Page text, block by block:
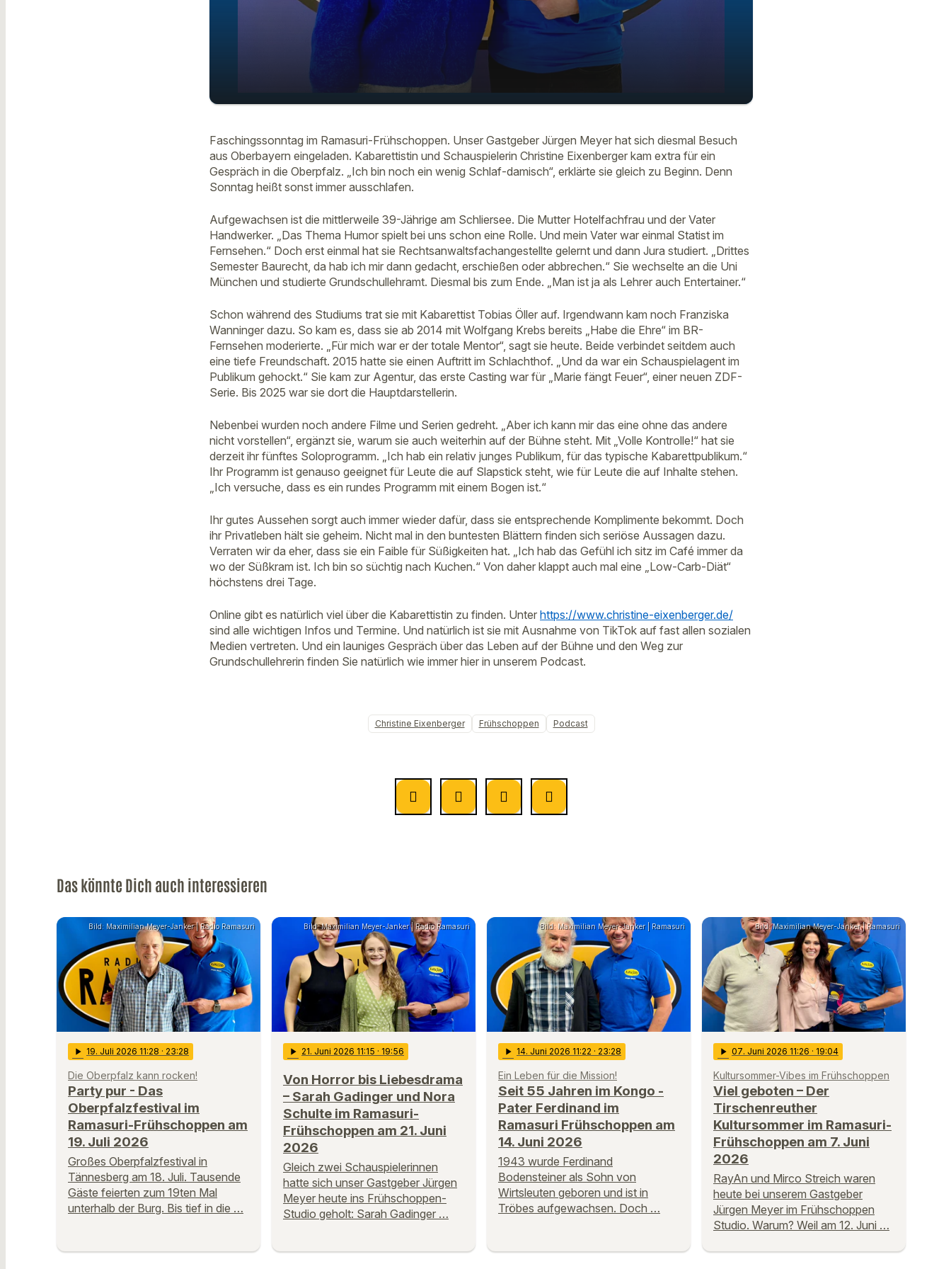
play_arrow Ramasuri-Frühschoppen am 15. Februar 2026
Faschingssonntag im Ramasuri-Frühschoppen. Unser Gastgeber Jürgen Meyer hat sich diesmal Besuch
aus Oberbayern eingeladen. Kabarettistin und Schauspielerin Christine Eixenberger kam extra für ein
Gespräch in die Oberpfalz. „Ich bin noch ein wenig Schlaf-damisch“, erklärte sie gleich zu Beginn. Denn
Sonntag heißt sonst immer ausschlafen.
Aufgewachsen ist die mittlerweile 39-Jährige am Schliersee. Die Mutter Hotelfachfrau und der Vater
Handwerker. „Das Thema Humor spielt bei uns schon eine Rolle. Und mein Vater war einmal Statist im
Fernsehen.“ Doch erst einmal hat sie Rechtsanwaltsfachangestellte gelernt und dann Jura studiert. „Drittes
Semester Baurecht, da hab ich mir dann gedacht, erschießen oder abbrechen.“ Sie wechselte an die Uni
München und studierte Grundschullehramt. Diesmal bis zum Ende. „Man ist ja als Lehrer auch Entertainer.“
Schon während des Studiums trat sie mit Kabarettist Tobias Öller auf. Irgendwann kam noch Franziska
Wanninger dazu. So kam es, dass sie ab 2014 mit Wolfgang Krebs bereits „Habe die Ehre“ im BR-
Fernsehen moderierte. „Für mich war er der totale Mentor“, sagt sie heute. Beide verbindet seitdem auch
eine tiefe Freundschaft. 2015 hatte sie einen Auftritt im Schlachthof. „Und da war ein Schauspielagent im
Publikum gehockt.“ Sie kam zur Agentur, das erste Casting war für „Marie fängt Feuer“, einer neuen ZDF-
Serie. Bis 2025 war sie dort die Hauptdarstellerin.
Nebenbei wurden noch andere Filme und Serien gedreht. „Aber ich kann mir das eine ohne das andere
nicht vorstellen“, ergänzt sie, warum sie auch weiterhin auf der Bühne steht. Mit „Volle Kontrolle!“ hat sie
derzeit ihr fünftes Soloprogramm. „Ich hab ein relativ junges Publikum, für das typische Kabarettpublikum.“
Ihr Programm ist genauso geeignet für Leute die auf Slapstick steht, wie für Leute die auf Inhalte stehen.
„Ich versuche, dass es ein rundes Programm mit einem Bogen ist.“
Ihr gutes Aussehen sorgt auch immer wieder dafür, dass sie entsprechende Komplimente bekommt. Doch
ihr Privatleben hält sie geheim. Nicht mal in den buntesten Blättern finden sich seriöse Aussagen dazu.
Verraten wir da eher, dass sie ein Faible für Süßigkeiten hat. „Ich hab das Gefühl ich sitz im Café immer da
wo der Süßkram ist. Ich bin so süchtig nach Kuchen.“ Von daher klappt auch mal eine „Low-Carb-Diät“
höchstens drei Tage.
Online gibt es natürlich viel über die Kabarettistin zu finden. Unter https://www.christine-eixenberger.de/
sind alle wichtigen Infos und Termine. Und natürlich ist sie mit Ausnahme von TikTok auf fast allen sozialen
Medien vertreten. Und ein launiges Gespräch über das Leben auf der Bühne und den Weg zur
Grundschullehrerin finden Sie natürlich wie immer hier in unserem Podcast.
Christine Eixenberger Frühschoppen Podcast
Das könnte Dich auch interessieren
Bild: Maximilian Meyer-Janker | Radio Ramasuri
play_arrow 19. Juli 2026 11:28 · 23:28
Die Oberpfalz kann rocken!
Party pur - Das
Oberpfalzfestival im
Ramasuri-Frühschoppen am
19. Juli 2026
Großes Oberpfalzfestival in
Tännesberg am 18. Juli. Tausende
Gäste feierten zum 19ten Mal
unterhalb der Burg. Bis tief in die …
Bild: Maximilian Meyer-Janker | Radio Ramasuri
play_arrow 21. Juni 2026 11:15 · 19:56
Von Horror bis Liebesdrama
– Sarah Gadinger und Nora
Schulte im Ramasuri-
Frühschoppen am 21. Juni
2026
Gleich zwei Schauspielerinnen
hatte sich unser Gastgeber Jürgen
Meyer heute ins Frühschoppen-
Studio geholt: Sarah Gadinger …
Bild: Maximilian Meyer-Janker | Ramasuri
play_arrow 14. Juni 2026 11:22 · 23:28
Ein Leben für die Mission!
Seit 55 Jahren im Kongo -
Pater Ferdinand im
Ramasuri Frühschoppen am
14. Juni 2026
1943 wurde Ferdinand
Bodensteiner als Sohn von
Wirtsleuten geboren und ist in
Tröbes aufgewachsen. Doch …
Bild: Maximilian Meyer-Janker | Ramasuri
play_arrow 07. Juni 2026 11:26 · 19:04
Kultursommer-Vibes im Frühschoppen
Viel geboten – Der
Tirschenreuther
Kultursommer im Ramasuri-
Frühschoppen am 7. Juni
2026
RayAn und Mirco Streich waren
heute bei unserem Gastgeber
Jürgen Meyer im Frühschoppen
Studio. Warum? Weil am 12. Juni …